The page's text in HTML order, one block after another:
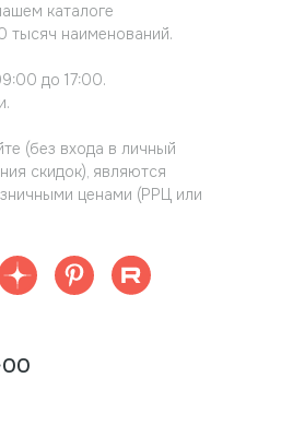
каталоге
тысяч наименований.
до 17:00.
(без входа в личный
скидок), являются
ценами (РРЦ или